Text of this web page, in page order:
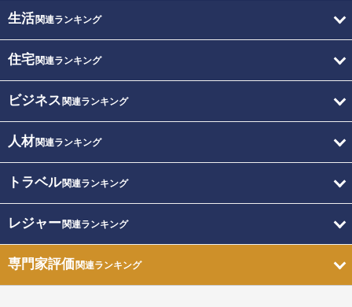
生活関連ランキング
住宅関連ランキング
ビジネス 関連ランキング
人材関連ランキング
トラベル関連ランキング
レジャー関連ランキング
専門家評価関連ランキング